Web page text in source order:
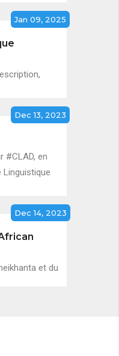
Jan 09, 2025
Dec 13, 2023
#CLAD, en
Dec 14, 2023
et du